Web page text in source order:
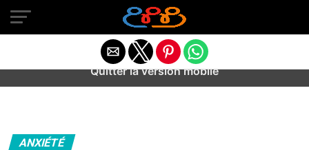
Warning
: preg_match(): Unknown modifier '/' in
/home/u589487443/domains/aideanxietestress.fr/
content/plugins/idev-post-views/includes/class-bots.php
ANXIÉTÉ
Quitter la version mobile